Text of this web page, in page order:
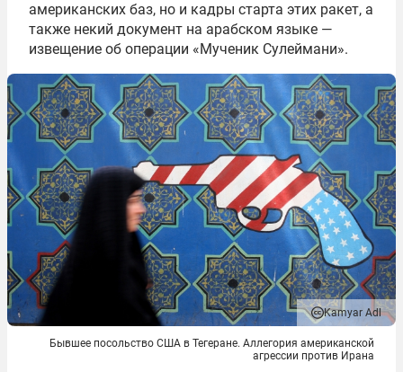
американских баз, но и кадры старта этих ракет, а
также некий документ на арабском языке —
извещение об операции «Мученик Сулеймани».
Kamyar Adl
Бывшее посольство США в Тегеране. Аллегория американской
агрессии против Ирана